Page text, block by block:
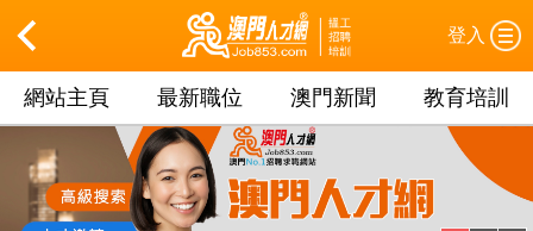
登入
網站主頁 最新職位 澳門新聞 教育培訓